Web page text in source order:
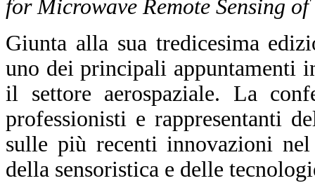
for Microwave Remote Sensing
Giunta alla sua tredicesima
uno dei principali appuntamenti
il settore aerospaziale. La
professionisti e rappresentanti
sulle più recenti innovazioni
della sensoristica e delle